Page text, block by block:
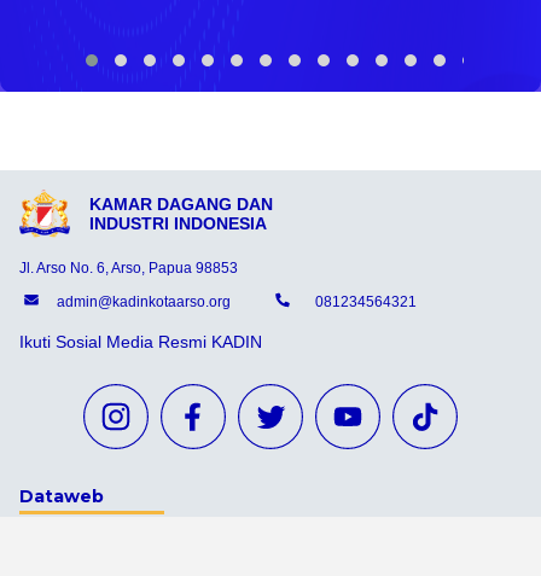
KAMAR DAGANG DAN
INDUSTRI INDONESIA
Jl. Arso No. 6, Arso, Papua 98853
admin@kadinkotaarso.org
081234564321
Ikuti Sosial Media Resmi KADIN
Dataweb